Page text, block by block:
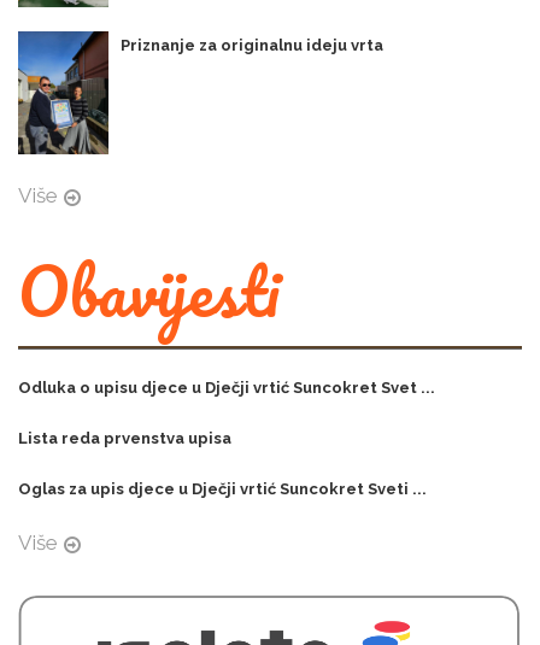
Priznanje za originalnu ideju vrta
Više
Obavijesti
Odluka o upisu djece u Dječji vrtić Suncokret Svet ...
Lista reda prvenstva upisa
Oglas za upis djece u Dječji vrtić Suncokret Sveti ...
Više